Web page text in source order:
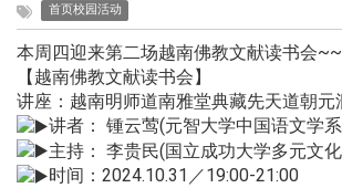
首页校园活动
本周四迎来第二场越南佛教文献读书会~~
【越南佛教文献读书会】
讲座：越南明师道南雅堂典藏先天道朝元
讲者： 锺云莺(元智大学中国语文学
主持： 李贵民(国立成功大学多元文
时间：2024.10.31／19:00-21:00